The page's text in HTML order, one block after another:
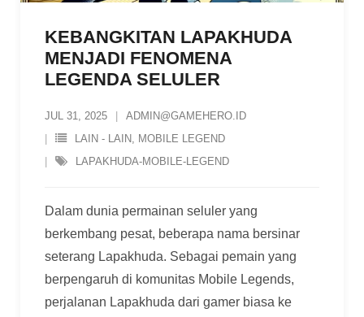
KEBANGKITAN LAPAKHUDA
MENJADI FENOMENA
LEGENDA SELULER
JUL 31, 2025
ADMIN@GAMEHERO.ID
LAIN - LAIN, MOBILE LEGEND
LAPAKHUDA-MOBILE-LEGEND
Dalam dunia permainan seluler yang
berkembang pesat, beberapa nama bersinar
seterang Lapakhuda. Sebagai pemain yang
berpengaruh di komunitas Mobile Legends,
perjalanan Lapakhuda dari gamer biasa ke